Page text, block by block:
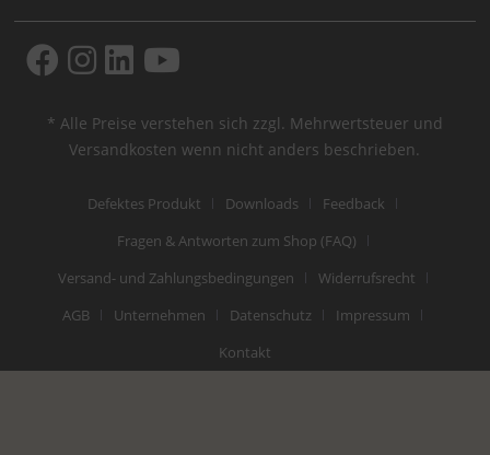
* Alle Preise verstehen sich zzgl. Mehrwertsteuer und
Versandkosten wenn nicht anders beschrieben.
Defektes Produkt Downloads
Feedback
Fragen & Antworten zum Shop (FAQ)
Versand- und Zahlungsbedingungen
Widerrufsrecht
AGB
Unternehmen Datenschutz
Impressum
Kontakt